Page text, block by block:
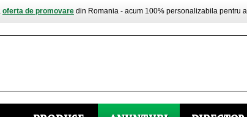
oferta de promovare din Romania - acum 100% personalizabila pentru